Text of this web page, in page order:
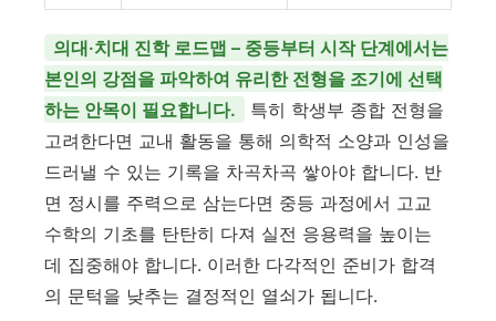
의대·치대 진학 로드맵 – 중등부터 시작 단계에서는
본인의 강점을 파악하여 유리한 전형을 조기에 선택
하는 안목이 필요합니다.
특히 학생부 종합 전형을
고려한다면 교내 활동을 통해 의학적 소양과 인성을
드러낼 수 있는 기록을 차곡차곡 쌓아야 합니다. 반
면 정시를 주력으로 삼는다면 중등 과정에서 고교
수학의 기초를 탄탄히 다져 실전 응용력을 높이는
데 집중해야 합니다. 이러한 다각적인 준비가 합격
의 문턱을 낮추는 결정적인 열쇠가 됩니다.